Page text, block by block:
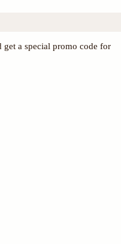
a special promo code for